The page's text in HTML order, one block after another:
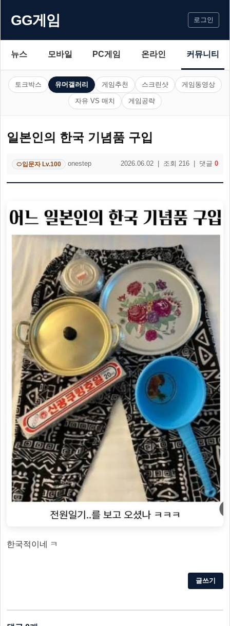
GG게임 로그인
뉴스 모바일 PC게임 온라인 커뮤니티
토크박스 유머갤러리 게임추천 스크린샷 게임동영상
자유 VS 매치 게임공략
일본인의 한국 기념품 구입
🍊입문자 Lv.100 onestep 2026.06.02 | 조회 216 | 댓글 0
한국적이네 ㅋ
글쓰기